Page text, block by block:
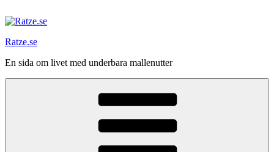
till
Ratze.se
En sida om livet med underbara mallenutter